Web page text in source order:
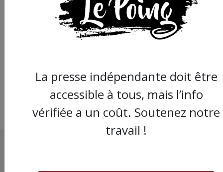
Cette semaine dans
Gard : gilets jaunes
rassemblement
vie chère, mob' des
La presse indépendante doit être
accessible à tous, mais l’info
vérifiée a un coût. Soutenez notre
travail !